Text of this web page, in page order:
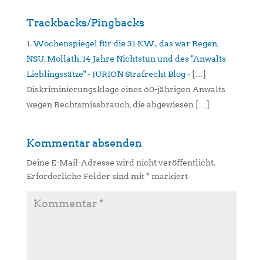
Trackbacks/Pingbacks
Wochenspiegel für die 31 KW., das war Regen,
NSU, Mollath, 14 Jahre Nichtstun und des "Anwalts
Lieblingssätze" - JURION Strafrecht Blog- […]
Diskriminierungsklage eines 60-jährigen Anwalts
wegen Rechtsmissbrauch, die abgewiesen […]
Kommentar absenden
Deine E-Mail-Adresse wird nicht veröffentlicht.
Erforderliche Felder sind mit* markiert